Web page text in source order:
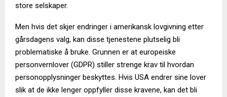
store selskaper.
Men hvis det skjer endringer i amerikansk lovgivning etter
gårsdagens valg, kan disse tjenestene plutselig bli
problematiske å bruke. Grunnen er at europeiske
personvernlover (GDPR) stiller strenge krav til hvordan
personopplysninger beskyttes. Hvis USA endrer sine lover
slik at de ikke lenger oppfyller disse kravene, kan det bli